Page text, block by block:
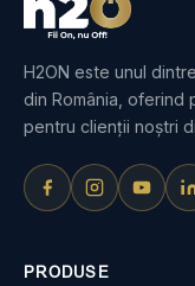
H2ON este unul
din România, oferind
pentru clienții noștri
PRODUSE